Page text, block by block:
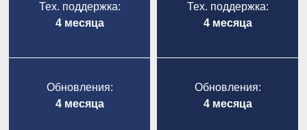
Тех. поддержка:
4 месяца
Обновления:
4 месяца
Тех. поддержка:
4 месяца
Обновления:
4 месяца